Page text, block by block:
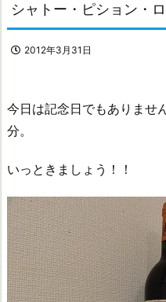
シャトー・ピション・
2012年3月31日
今日は記念日でもありませ
分。
いっときましょう！！